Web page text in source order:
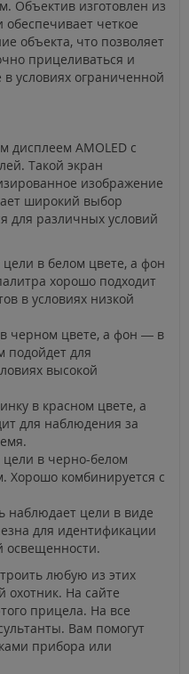
Объектив изготовлен из
обеспечивает четкое
объекта, что позволяет
прицеливаться и
условиях ограниченной
дисплеем AMOLED с
Такой экран
изображение
широкий выбор
для различных условий
в белом цвете, а фон
хорошо подходит
в условиях низкой
черном цвете, а фон — в
подойдет для
высокой
в красном цвете, а
для наблюдения за
в черно-белом
Хорошо комбинируется с
наблюдает цели в виде
для идентификации
освещенности.
любую из этих
На сайте
прицела. На все
Вам помогут
прибора или